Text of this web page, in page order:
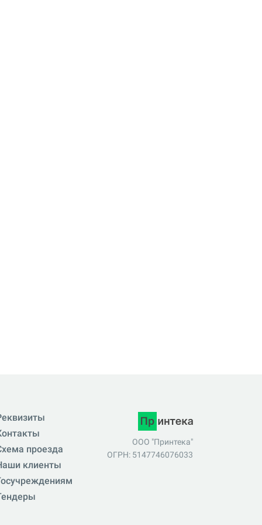
проезда
клиенты
ООО "Принтека"
ОГРН: 5147746076033